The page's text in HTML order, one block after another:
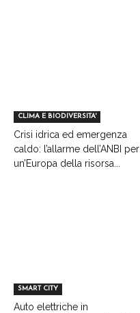
CLIMA E BIODIVERSITA'
Crisi idrica ed emergenza
caldo: l’allarme dell’ANBI per
un’Europa della risorsa...
SMART CITY
Auto elettriche in